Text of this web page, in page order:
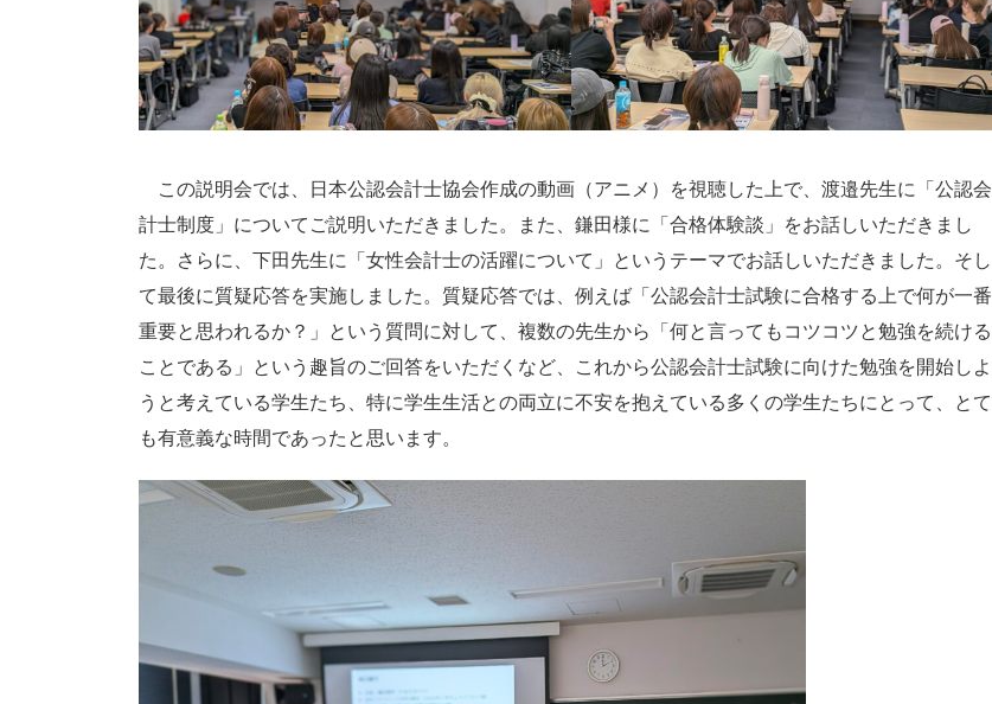
この説明会では、日本公認会計士協会作成の動画（アニメ）を視聴した上で、渡邉先生に「公認会
計士制度」についてご説明いただきました。また、鎌田様に「合格体験談」をお話しいただきまし
た。さらに、下田先生に「女性会計士の活躍について」というテーマでお話しいただきました。そし
て最後に質疑応答を実施しました。質疑応答では、例えば「公認会計士試験に合格する上で何が一番
重要と思われるか？」という質問に対して、複数の先生から「何と言ってもコツコツと勉強を続ける
ことである」という趣旨のご回答をいただくなど、これから公認会計士試験に向けた勉強を開始しよ
うと考えている学生たち、特に学生生活との両立に不安を抱えている多くの学生たちにとって、とて
も有意義な時間であったと思います。